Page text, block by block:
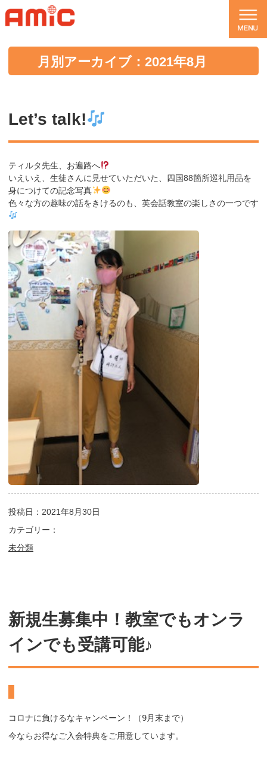
月別アーカイブ：2021年8月
Let’s talk!
ティルタ先生、お遍路へ
いえいえ、生徒さんに見せていただいた、四国88箇所巡礼用品を
身につけての記念写真
色々な方の趣味の話をきけるのも、英会話教室の楽しさの一つです
投稿日：2021年8月30日
カテゴリー：
未分類
新規生募集中！教室でもオンラ
インでも受講可能♪
コロナに負けるなキャンペーン！（9月末まで）
今ならお得なご入会特典をご用意しています。